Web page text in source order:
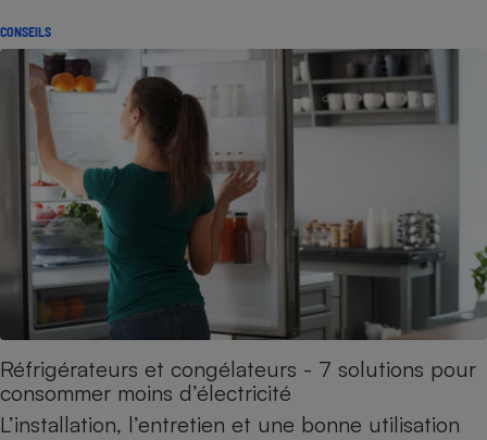
CONSEILS
Réfrigérateurs et congélateurs - 7 solutions pour
consommer moins d’électricité
L’installation, l’entretien et une bonne utilisation